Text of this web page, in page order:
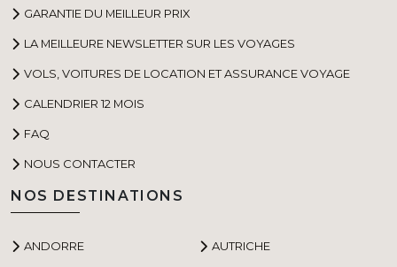
GARANTIE DU MEILLEUR PRIX
LA MEILLEURE NEWSLETTER SUR LES VOYAGES
VOLS, VOITURES DE LOCATION ET ASSURANCE VOYAGE
CALENDRIER 12 MOIS
FAQ
NOUS CONTACTER
NOS DESTINATIONS
ANDORRE AUTRICHE